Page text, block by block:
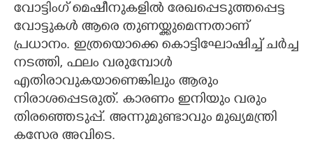
വോട്ടിംഗ് മെഷീനുകളിൽ രേഖപ്പെടുത്തപ്പെട്ട
വോട്ടുകൾ ആരെ തുണയ്ക്കുമെന്നതാണ്
പ്രധാനം. ഇത്രയൊക്കെ കൊട്ടിഘോഷിച്ച് ചർച്ച
നടത്തി, ഫലം വരുമ്പോൾ
എതിരാവുകയാണെങ്കിലും ആരും
നിരാശപ്പെടരുത്. കാരണം ഇനിയും വരും
തിരഞ്ഞെടുപ്പ്. അന്നുമുണ്ടാവും മുഖ്യമന്ത്രി
കസേര അവിടെ.